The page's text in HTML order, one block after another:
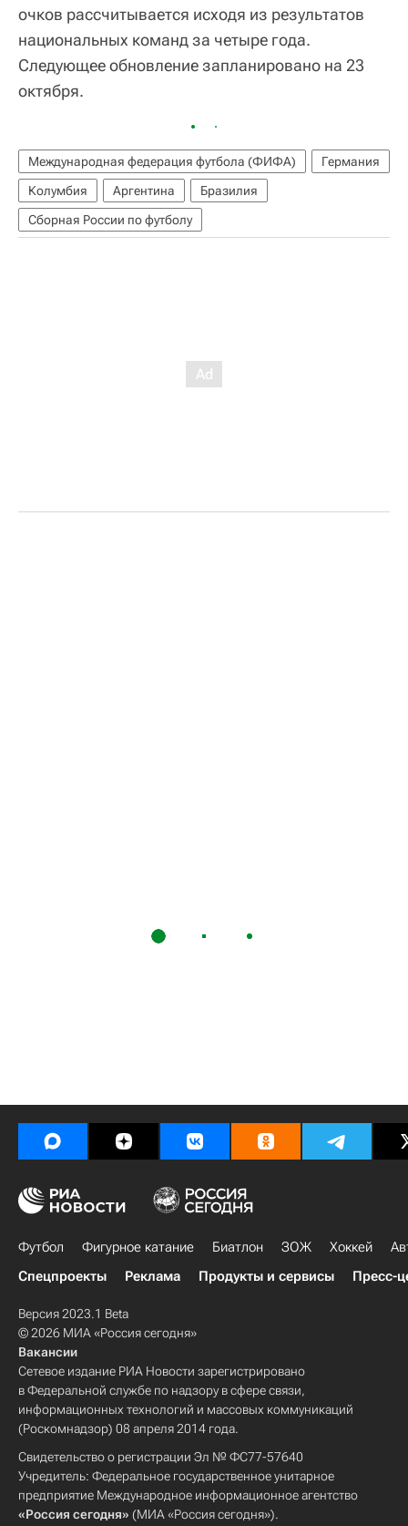
очков рассчитывается исходя из результатов
национальных команд за четыре года.
Следующее обновление запланировано на 23
октября.
Международная федерация футбола (ФИФА)
Германия
Колумбия
Аргентина
Бразилия
Сборная России по футболу
Футбол Фигурное катание Биатлон ЗОЖ Хоккей
Спецпроекты
Реклама Продукты и сервисы Пресс-
Версия 2023.1 Beta
© 2026 МИА «Россия сегодня»
Вакансии
Сетевое издание РИА Новости зарегистрировано
в Федеральной службе по надзору в сфере связи,
информационных технологий и массовых коммуникаций
(Роскомнадзор) 08 апреля 2014 года.
Свидетельство о регистрации Эл № ФС77-57640
Учредитель: Федеральное государственное унитарное
предприятие Международное информационное агентство
«Россия сегодня» (МИА «Россия сегодня»).